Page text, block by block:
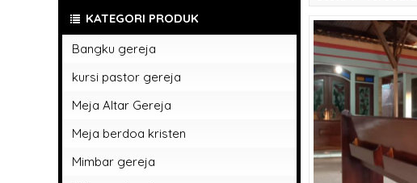
KATEGORI PRODUK
Bangku gereja
kursi pastor gereja
Meja Altar Gereja
Meja berdoa kristen
Mimbar gereja